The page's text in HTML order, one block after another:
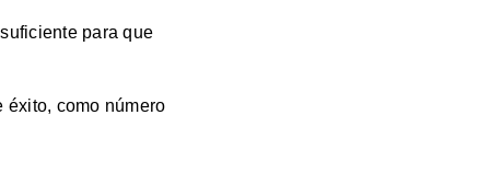
para que
éxito, como número